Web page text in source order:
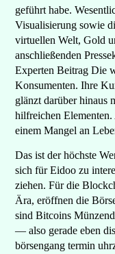
geführt habe.
Visualisierung sowie
virtuellen Welt, Gold
anschließenden
Experten Beitrag Die
Konsumenten. Ihre
glänzt darüber hinaus
hilfreichen
einem Mangel an
Das ist der höchste
sich für Eidoo zu
ziehen. Für die
Ära, eröffnen die
sind Bitcoins
— also gerade eben
börsengang termin